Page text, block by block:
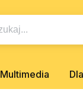
Multimedia